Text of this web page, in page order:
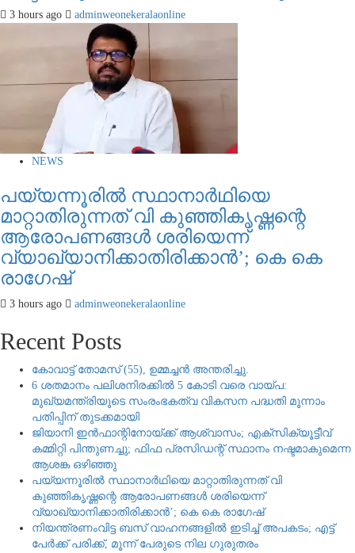
3 hours ago adminweonekeralaonline
NEWS
പയ്യന്നൂരിൽ സ്ഥാനാർഥിയെ
മാറ്റാതിരുന്നത് വി കുഞ്ഞികൃഷ്ണന്റെ
ആരോപണങ്ങൾ ശരിയെന്ന്
വ്യാഖ്യാനിക്കാതിരിക്കാൻ’; കെ കെ
രാഗേഷ്
3 hours ago adminweonekeralaonline
Recent Posts
കോവാട്ട് തോമസ് (55), ഉമ്മച്ചൻ അന്തരിച്ചു.
6 ശതമാനം പലിശനിരക്കിൽ 5 കോടി വരെ വായ്പ:
മുഖ്യമന്ത്രിയുടെ സംരംഭകത്വ വികസന പദ്ധതി മൂന്നാം
പതിപ്പിന് തുടക്കമായി
ജിയാനി ഇന്‍ഫാന്റിനോയ്ക്ക് ആശ്വാസം; എക്‌സിക്യൂട്ടീവ്
കമ്മിറ്റി പിന്തുണച്ചു; ഫിഫ പ്രസിഡന്റ് സ്ഥാനം നഷ്ടമാകുമെന്ന
ആശങ്ക ഒഴിഞ്ഞു
പയ്യന്നൂരിൽ സ്ഥാനാർഥിയെ മാറ്റാതിരുന്നത് വി
കുഞ്ഞികൃഷ്ണന്റെ ആരോപണങ്ങൾ ശരിയെന്ന്
വ്യാഖ്യാനിക്കാതിരിക്കാൻ’; കെ കെ രാഗേഷ്
നിയന്ത്രണംവിട്ട ബസ് വാഹനങ്ങളില്‍ ഇടിച്ച് അപകടം; എട്ട്
പേര്‍ക്ക് പരിക്ക്, മൂന്ന് പേരുടെ നില ഗുരുതരം